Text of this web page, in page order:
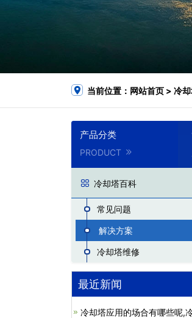
当前位置： 网站首页 > 冷
产品分类
PRODUCT
冷却塔百科
常见问题
解决方案
冷却塔维修
最近新闻
冷却塔应用的场合有哪些呢,